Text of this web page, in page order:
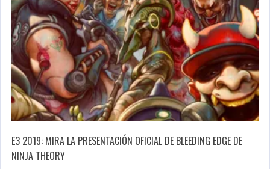
E3 2019: MIRA LA PRESENTACIÓN OFICIAL DE BLEEDING EDGE DE
NINJA THEORY